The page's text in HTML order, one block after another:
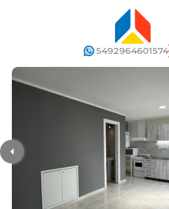
5492964601574